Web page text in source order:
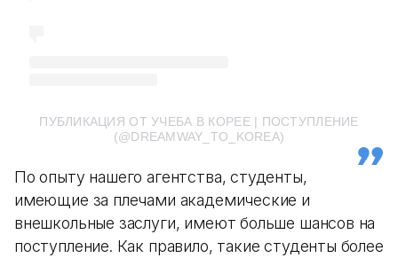
ПУБЛИКАЦИЯ ОТ УЧЕБА В КОРЕЕ | ПОСТУПЛЕНИЕ
(@DREAMWAY_TO_KOREA)
По опыту нашего агентства, студенты,
имеющие за плечами академические и
внешкольные заслуги, имеют больше шансов на
поступление. Как правило, такие студенты более